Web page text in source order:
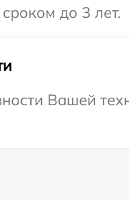
до 3 лет.
Вашей